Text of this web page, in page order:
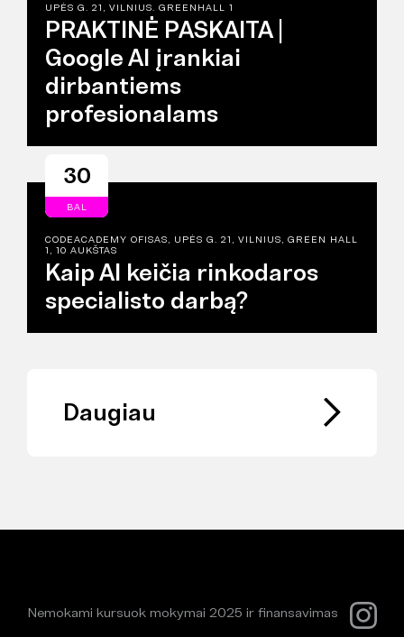
UPĖS G. 21, VILNIUS. GREENHALL 1
PRAKTINĖ PASKAITA |
Google AI įrankiai
dirbantiems
profesionalams
30
BAL
CODEACADEMY OFISAS, UPĖS G. 21, VILNIUS, GREEN HALL
1, 10 AUKŠTAS
Kaip AI keičia rinkodaros
specialisto darbą?
Daugiau
Nemokami kursuok mokymai 2025 ir finansavimas